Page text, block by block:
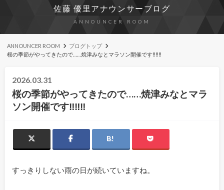
佐藤 優里アナウンサーブログ
ANNOUNCER ROOM
ANNOUNCER ROOM
ブログトップ
桜の季節がやってきたので……焼津みなとマラソン開催です‼‼‼
2026.03.31
桜の季節がやってきたので……焼津みなとマラ
ソン開催です‼‼‼
すっきりしない雨の日が続いていますね。